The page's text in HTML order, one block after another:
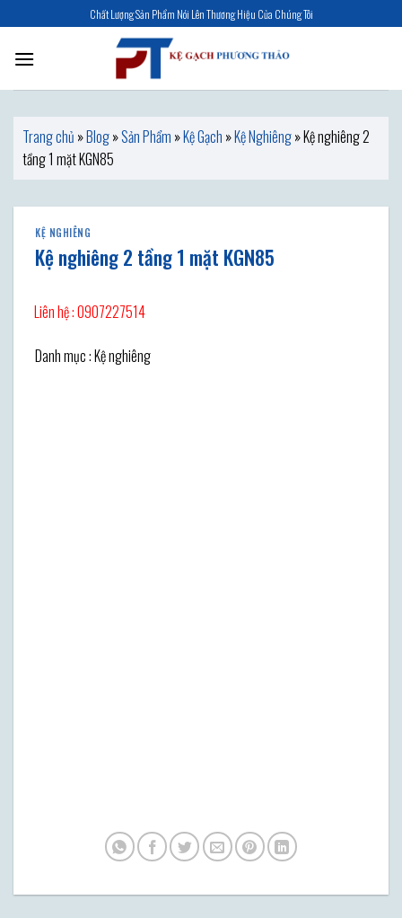
to
content
Chất Lượng Sản Phẩm Nói Lên Thương Hiệu Của Chúng Tôi
Trang chủ »Blog»Sản Phẩm »Kệ Gạch »Kệ Nghiêng»Kệ nghiêng 2
tầng 1 mặt KGN85
KỆ NGHIÊNG
Kệ nghiêng 2 tầng 1 mặt KGN85
Liên hệ : 0907227514
Danh mục : Kệ nghiêng